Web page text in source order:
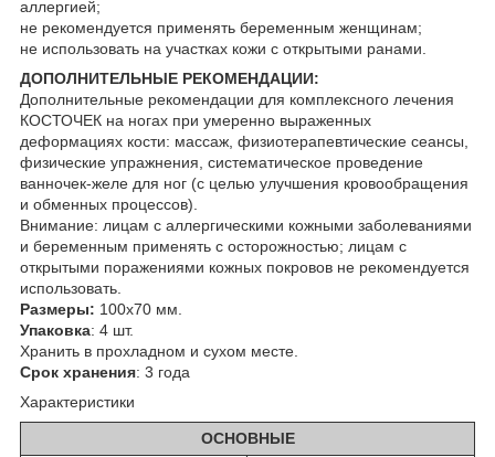
аллергией;
не рекомендуется применять беременным женщинам;
не использовать на участках кожи с открытыми ранами.
ДОПОЛНИТЕЛЬНЫЕ РЕКОМЕНДАЦИИ:
Дополнительные рекомендации для комплексного лечения
КОСТОЧЕК на ногах при умеренно выраженных
деформациях кости: массаж, физиотерапевтические сеансы,
физические упражнения, систематическое проведение
ванночек-желе для ног (с целью улучшения кровообращения
и обменных процессов).
Внимание: лицам с аллергическими кожными заболеваниями
и беременным применять с осторожностью; лицам с
открытыми поражениями кожных покровов не рекомендуется
использовать.
Размеры: 100х70 мм.
Упаковка: 4 шт.
Хранить в прохладном и сухом месте.
Срок хранения: 3 года
Характеристики
ОСНОВНЫЕ